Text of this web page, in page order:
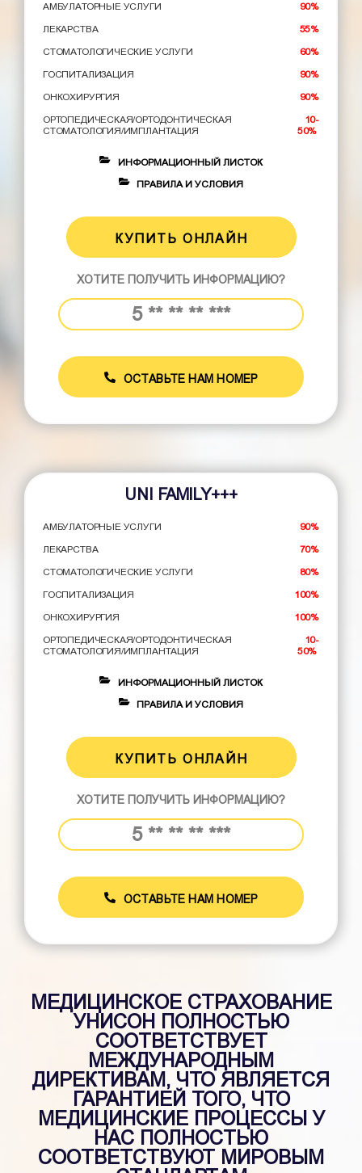
АМБУЛАТОРНЫЕ УСЛУГИ
90%
ЛЕКАРСТВА
55%
СТОМАТОЛОГИЧЕСКИЕ УСЛУГИ
60%
ГОСПИТАЛИЗАЦИЯ
90%
ОНКОХИРУРГИЯ
90%
ОРТОПЕДИЧЕСКАЯ/ОРТОДОНТИЧЕСКАЯ
СТОМАТОЛОГИЯ/ИМПЛАНТАЦИЯ
10-
50%
ИНФОРМАЦИОННЫЙ ЛИСТОК
ПРАВИЛА И УСЛОВИЯ
КУПИТЬ ОНЛАЙН
ХОТИТЕ ПОЛУЧИТЬ ИНФОРМАЦИЮ?
ОСТАВЬТЕ НАМ НОМЕР
UNI FAMILY+++
АМБУЛАТОРНЫЕ УСЛУГИ
90%
ЛЕКАРСТВА
70%
СТОМАТОЛОГИЧЕСКИЕ УСЛУГИ
80%
ГОСПИТАЛИЗАЦИЯ
100%
ОНКОХИРУРГИЯ
100%
ОРТОПЕДИЧЕСКАЯ/ОРТОДОНТИЧЕСКАЯ
СТОМАТОЛОГИЯ/ИМПЛАНТАЦИЯ
10-
50%
ИНФОРМАЦИОННЫЙ ЛИСТОК
ПРАВИЛА И УСЛОВИЯ
КУПИТЬ ОНЛАЙН
ХОТИТЕ ПОЛУЧИТЬ ИНФОРМАЦИЮ?
ОСТАВЬТЕ НАМ НОМЕР
МЕДИЦИНСКОЕ СТРАХОВАНИЕ
УНИСОН ПОЛНОСТЬЮ
СООТВЕТСТВУЕТ
МЕЖДУНАРОДНЫМ
ДИРЕКТИВАМ, ЧТО ЯВЛЯЕТСЯ
ГАРАНТИЕЙ ТОГО, ЧТО
МЕДИЦИНСКИЕ ПРОЦЕССЫ У
НАС ПОЛНОСТЬЮ
СООТВЕТСТВУЮТ МИРОВЫМ